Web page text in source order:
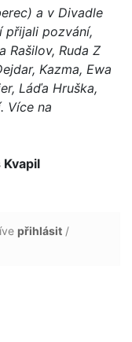
a v Divadle
přijali pozvání,
Rašilov, Ruda Z
Kazma, Ewa
Láďa Hruška,
Více na
Kvapil
přihlásit /